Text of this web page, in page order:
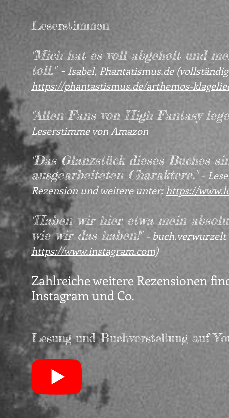
Leserstimmen
"Mich hat es voll abgeholt und
toll." - Isabel, Phantatismus.de
https://phantastismus.de/arthemos-
"Allen Fans von High Fantasy
Leserstimme von Amazon
"Das Glanzstück dieses Buches
ausgearbeiteten Charaktere." -
Rezension und weitere unter: https://
"Haben wir hier etwa mein
wie wir das haben!" - buch.verwurzelt
https://www.instagram.com)
Zahlreiche weitere Rezensionen
Instagram und Co.
-
Lesung und Buchvorstellung auf